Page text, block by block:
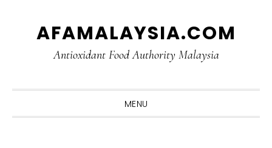
AFAMALAYSIA.COM
Antioxidant Food Authority Malaysia
MENU